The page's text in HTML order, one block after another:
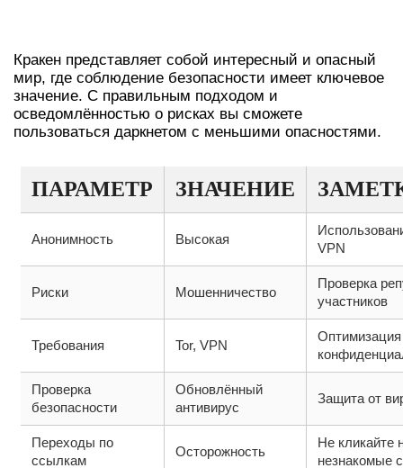
Кракен представляет собой интересный и опасный
мир, где соблюдение безопасности имеет ключевое
значение. С правильным подходом и
осведомлённостью о рисках вы сможете
пользоваться даркнетом с меньшими опасностями.
ПАРАМЕТР ЗНАЧЕНИЕ
Анонимность Высокая
VPN
Риски Мошенничество
Проверка
участников
Требования Tor, VPN
Оптимизация
Проверка
безопасности
Обновлённый
антивирус
Защита от
Переходы по
ссылкам
Осторожность
Не кликайте
незнакомые